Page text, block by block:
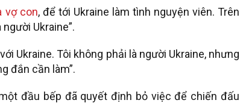
vợ con, để tới Ukraine làm tình nguyện viên. Trên
Ukraine”.
Ukraine. Tôi không phải là người Ukraine, nhưng
đắn cần làm”.
đầu bếp đã quyết định bỏ việc để chiến đấu